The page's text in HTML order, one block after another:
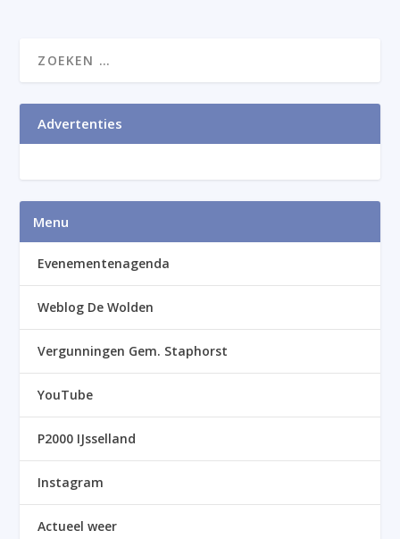
Advertenties
Menu
Evenementenagenda
Weblog De Wolden
Vergunningen Gem. Staphorst
YouTube
P2000 IJsselland
Instagram
Actueel weer